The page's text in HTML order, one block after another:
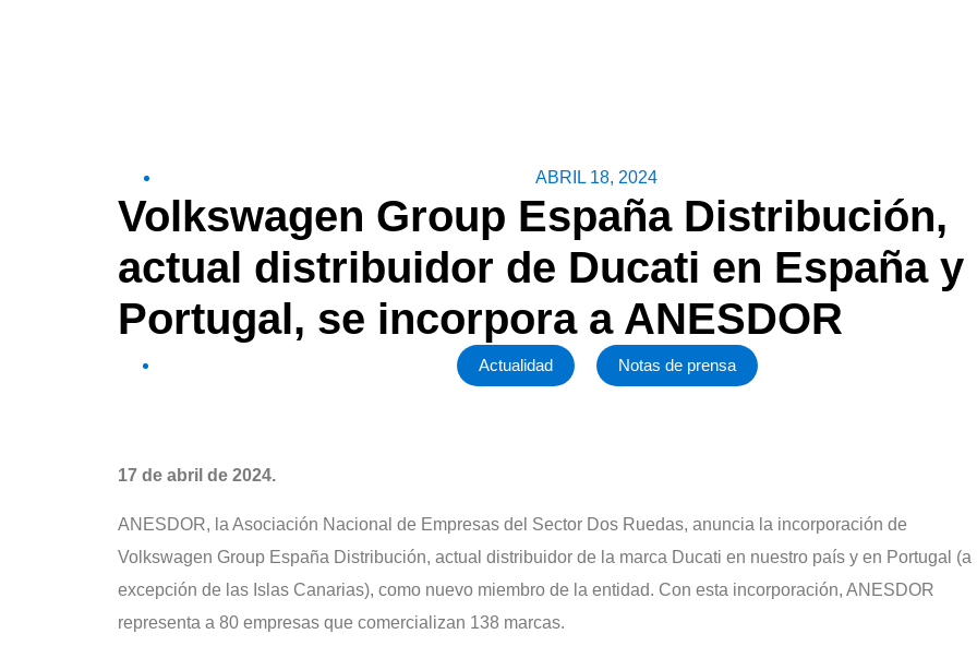
ABRIL 18, 2024
Volkswagen Group España Distribución,
actual distribuidor de Ducati en España y
Portugal, se incorpora a ANESDOR
Actualidad Notas de prensa
17 de abril de 2024.
ANESDOR, la Asociación Nacional de Empresas del Sector Dos Ruedas, anuncia la incorporación de
Volkswagen Group España Distribución, actual distribuidor de la marca Ducati en nuestro país y en Portugal (a
excepción de las Islas Canarias), como nuevo miembro de la entidad. Con esta incorporación, ANESDOR
representa a 80 empresas que comercializan 138 marcas.